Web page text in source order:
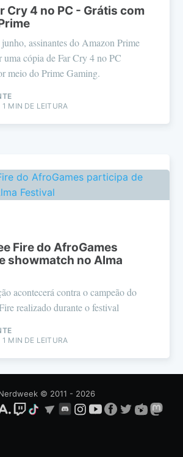
Cry 4 no PC - Grátis com
assinantes do Amazon Prime
uma cópia de Far Cry 4 no PC
meio do Prime Gaming.
1 MIN DE LEITURA
Fire do AfroGames
showmatch no Alma
acontecerá contra o campeão do
realizado durante o festival
1 MIN DE LEITURA
© 2011 - 2026